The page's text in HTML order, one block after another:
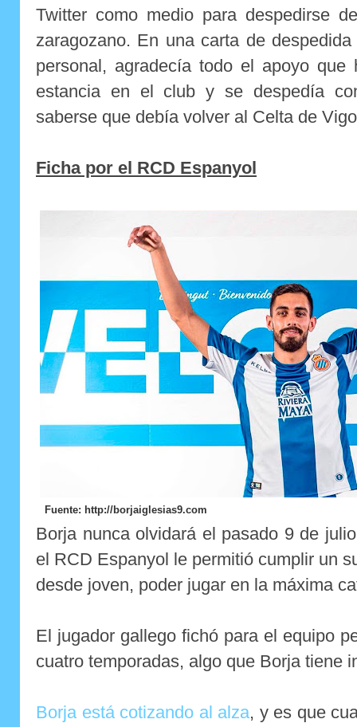
Twitter como medio para despedirse
zaragozano. En una carta de
personal, agradecía todo el apoyo que
estancia en el club y se despedía
saberse que debía volver al Celta de
Ficha por el RCD Espanyol
Fuente: http://borjaiglesias9.com
Borja nunca olvidará el pasado 9 de
el RCD Espanyol le permitió cumplir un
desde joven, poder jugar en la máxima
El jugador gallego fichó para el equipo
cuatro temporadas, algo que Borja tiene
Borja está cotizando al alza, y es que